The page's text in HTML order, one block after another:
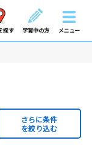
探す 学習中の方 メニュー
さらに条件
を絞り込む